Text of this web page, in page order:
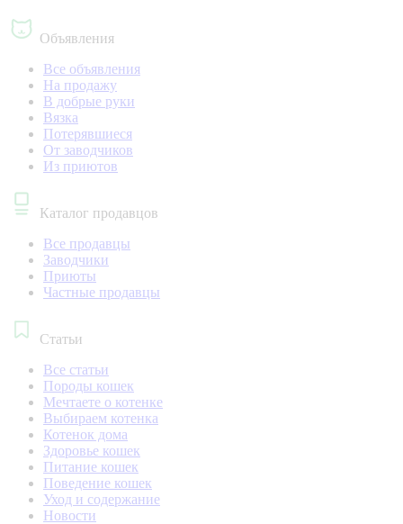
Объявления
Все объявления
На продажу
В добрые руки
Вязка
Потерявшиеся
От заводчиков
Из приютов
Каталог продавцов
Все продавцы
Заводчики
Приюты
Частные продавцы
Статьи
Все статьи
Породы кошек
Мечтаете о котенке
Выбираем котенка
Котенок дома
Здоровье кошек
Питание кошек
Поведение кошек
Уход и содержание
Новости